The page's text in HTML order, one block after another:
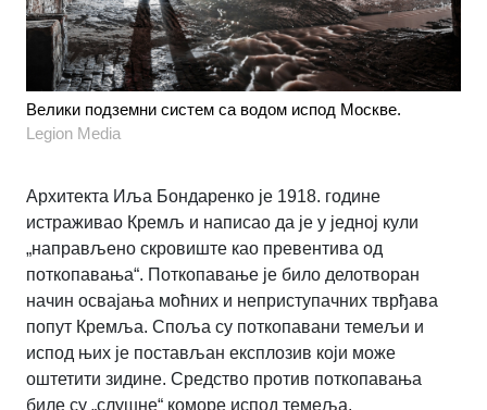
Велики подземни систем са водом испод Москве.
Legion Media
Архитекта Иља Бондаренко је 1918. године
истраживао Кремљ и написао да је у једној кули
„направљено скровиште као превентива од
поткопавања“. Поткопавање је било делотворан
начин освајања моћних и неприступачних тврђава
попут Кремља. Споља су поткопавани темељи и
испод њих је постављан експлозив који може
оштетити зидине. Средство против поткопавања
биле су „слушне“ коморе испод темеља.